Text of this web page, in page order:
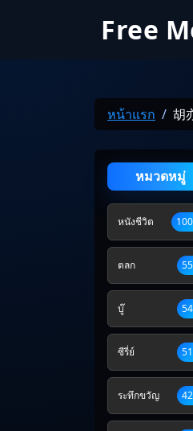
Free
หน้าแรก 胡
หมวดหมู่
หนังชีวิต
ตลก
บู๊
ซีรี่ย์
ระทึกขวัญ